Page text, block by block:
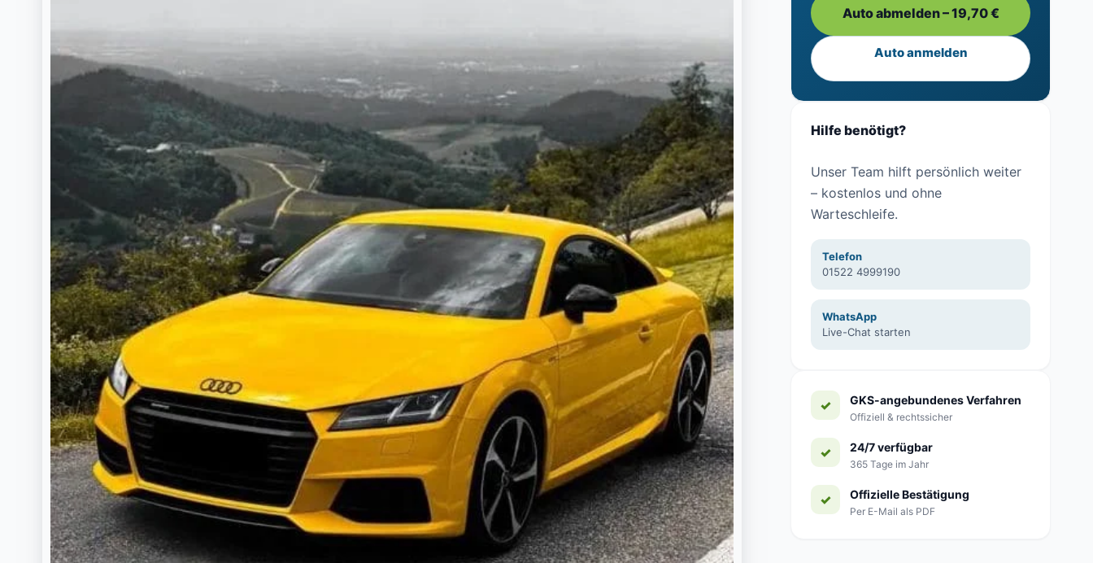
Auto abmelden – 19,70 €
Auto anmelden
Hilfe benötigt?
Unser Team hilft persönlich weiter
– kostenlos und ohne
Warteschleife.
Telefon
01522 4999190
WhatsApp
Live-Chat starten
GKS-angebundenes Verfahren
Offiziell & rechtssicher
24/7 verfügbar
365 Tage im Jahr
Offizielle Bestätigung
Per E-Mail als PDF